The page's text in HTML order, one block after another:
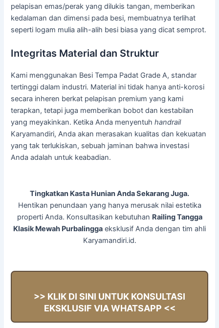
pelapisan emas/perak yang dilukis tangan, memberikan
kedalaman dan dimensi pada besi, membuatnya terlihat
seperti logam mulia alih-alih besi biasa yang dicat semprot.
Integritas Material dan Struktur
Kami menggunakan Besi Tempa Padat Grade A, standar
tertinggi dalam industri. Material ini tidak hanya anti-korosi
secara inheren berkat pelapisan premium yang kami
terapkan, tetapi juga memberikan bobot dan kestabilan
yang meyakinkan. Ketika Anda menyentuhhandrail
Karyamandiri, Anda akan merasakan kualitas dan kekuatan
yang tak terlukiskan, sebuah jaminan bahwa investasi
Anda adalah untuk keabadian.
Tingkatkan Kasta Hunian Anda Sekarang Juga.
Hentikan penundaan yang hanya merusak nilai estetika
properti Anda. Konsultasikan kebutuhan Railing Tangga
Klasik Mewah Purbalingga eksklusif Anda dengan tim ahli
Karyamandiri.id.
>> KLIK DI SINI UNTUK KONSULTASI
EKSKLUSIF VIA WHATSAPP <<